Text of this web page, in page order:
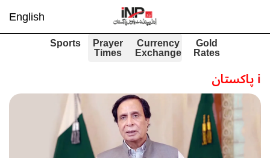
English
Gold
Rates
Currency
Exchange
Prayer
Times
Sports
iپاکستان